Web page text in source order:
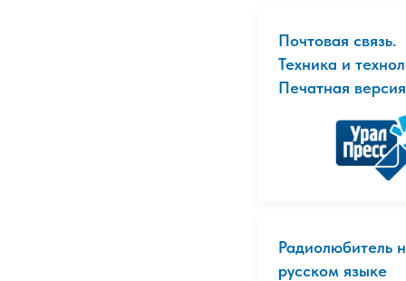
Почтовая связь.
Техника и
Печатная версия
Радиолюбитель
русском языке